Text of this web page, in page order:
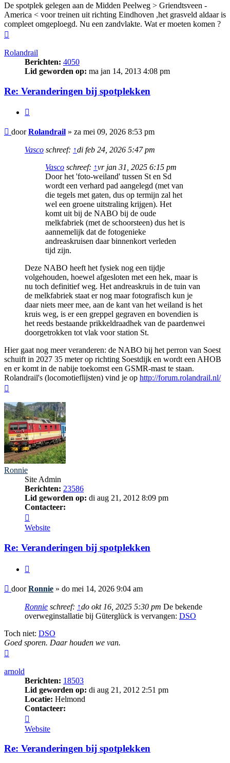
De spotplek gelegen aan de Midden Peelweg > Griendtsveen -
America < voor treinen uit richting Eindhoven ,het grasveld aldaar is
compleet omgeploegd. Nu een zandvlakte. Wat er moeten komen ?
Rolandrail
Berichten: 4050
Lid geworden op: ma jan 14, 2013 4:08 pm
Re: Veranderingen bij spotplekken
Bericht
doorRolandrail » za mei 09, 2026 8:53 pm
Vasco schreef: ↑di feb 24, 2026 5:47 pm
Vasco schreef: ↑vr jan 31, 2025 6:15 pm
Door het 'foto-weiland' tussen St en Sd
wordt een verhard pad aangelegd (met van
die tegels met gaten, dus op termijn zal het
wel een groene uitstraling krijgen). Het
komt uit bij de NABO bij de oude
melkfabriek (met de schoorsteen) dus het is
aannemelijk dat de fotogenieke
andreaskruisen daar binnenkort verleden
tijd zijn.
Deze NABO heeft het fysiek nog een tijdje
volgehouden, hoewel afgesloten met een hek, maar is
nu toch definitief weg. Het andreaskruis in de tuin van
de melkfabriek staat er nog maar fotografisch kun je
daar niets meer mee, aan de kant van het weiland is het
kruis weg, is er een greppel gegraven en bovendien is
het reeds bestaande prikkeldraadhek van de paardenwei
doorgetrokken tot vlak voor station St.
Hier gaat nog meer veranderen: de NABO bij het perron van Soest
schuift in 2027 35 meter op richting Soestdijk en wordt een AHOB
en er komt in de nabije toekomst een GSMR-mast te staan.
Rolandrail's (locomotieflijsten) vind je op http://forum.rolandrail.nl/
Ronnie
Site Admin
Berichten: 23586
Lid geworden op: di aug 21, 2012 8:09 pm
Contacteer:
Ronnie
Website
Re: Veranderingen bij spotplekken
Bericht
doorRonnie » do mei 14, 2026 9:04 am
Ronnie schreef: ↑do okt 16, 2025 5:30 pm De bekende
overweginstallatie bij Güterglück is vervangen: DSO
Toch niet: DSO
Goed sporen. Daar houden we van.
arnold
Berichten: 18503
Lid geworden op: di aug 21, 2012 2:51 pm
Locatie: Helmond
Contacteer:
arnold
Website
Re: Veranderingen bij spotplekken